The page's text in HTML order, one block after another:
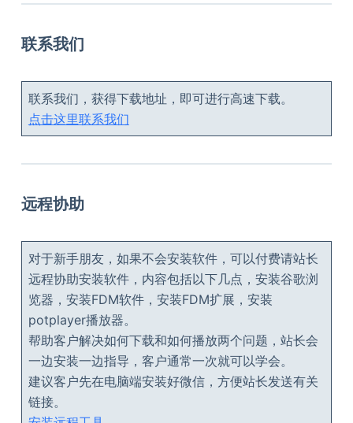
联系我们
联系我们，获得下载地址，即可进行高速下载。
点击这里联系我们
远程协助
对于新手朋友，如果不会安装软件，可以付费请站长
远程协助安装软件，内容包括以下几点，安装谷歌浏
览器，安装FDM软件，安装FDM扩展，安装
potplayer播放器。
帮助客户解决如何下载和如何播放两个问题，站长会
一边安装一边指导，客户通常一次就可以学会。
建议客户先在电脑端安装好微信，方便站长发送有关
链接。